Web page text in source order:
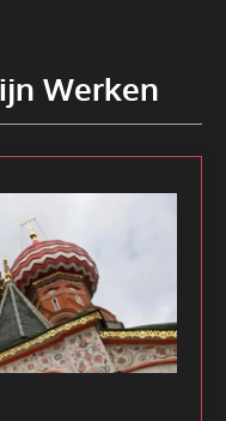
Werken